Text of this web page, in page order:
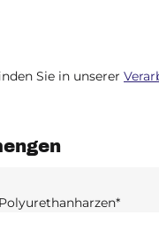
Sie in unserer